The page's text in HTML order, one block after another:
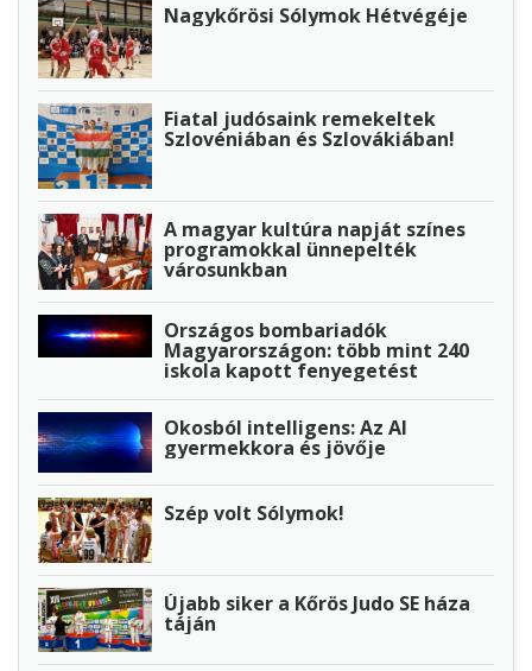
Nagykőrösi Sólymok Hétvégéje
Fiatal judósaink remekeltek
Szlovéniában és Szlovákiában!
A magyar kultúra napját színes
programokkal ünnepelték
városunkban
Országos bombariadók
Magyarországon: több mint 240
iskola kapott fenyegetést
Okosból intelligens: Az AI
gyermekkora és jövője
Szép volt Sólymok!
Újabb siker a Kőrös Judo SE háza
táján